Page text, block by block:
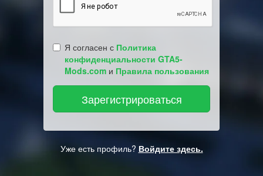
Я согласен с Политика
конфиденциальности GTA5-
Mods.com и Правила пользования
Уже есть профиль? Войдите здесь.